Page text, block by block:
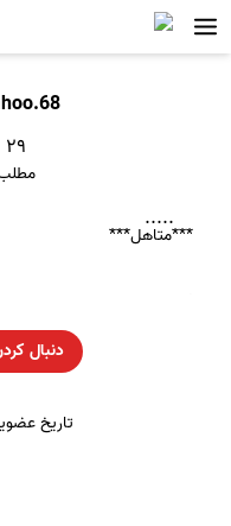
۲۹
.....
***متاهل***
دوباره از اول شروع شود.
آدم گاهی تمام می دنبال
تاریخ